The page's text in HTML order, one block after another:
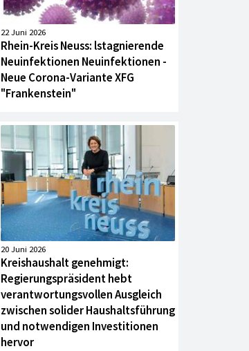
22 Juni 2026
Rhein-Kreis Neuss: lstagnierende
Neuinfektionen Neuinfektionen -
Neue Corona-Variante XFG
"Frankenstein"
20 Juni 2026
Kreishaushalt genehmigt:
Regierungspräsident hebt
verantwortungsvollen Ausgleich
zwischen solider Haushaltsführung
und notwendigen Investitionen
hervor